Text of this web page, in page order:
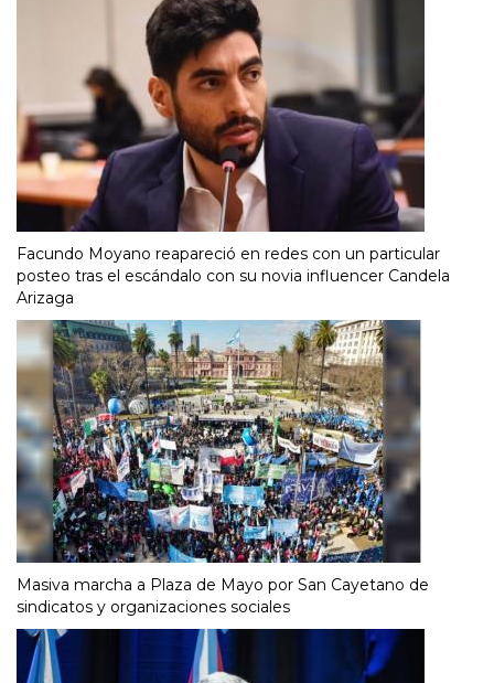
Facundo Moyano reapareció en redes con un particular
posteo tras el escándalo con su novia influencer Candela
Arizaga
Masiva marcha a Plaza de Mayo por San Cayetano de
sindicatos y organizaciones sociales